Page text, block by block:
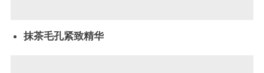
抹茶毛孔紧致精华